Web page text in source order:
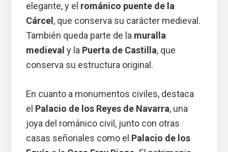
elegante, y el románico puente de la
Cárcel , que conserva su carácter medieval.
También queda parte de la muralla
medieval y la Puerta de Castilla, que
conserva su estructura original.
En cuanto a monumentos civiles, destaca
el Palacio de los Reyes de Navarra, una
joya del románico civil, junto con otras
casas señoriales como el Palacio de los